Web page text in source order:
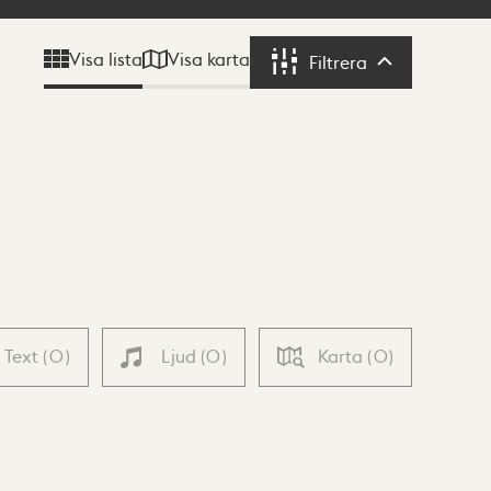
Visa lista Visa karta Filtrera Filtrera
Text (0) Ljud (0) Karta (0)